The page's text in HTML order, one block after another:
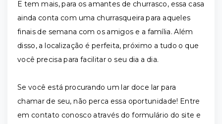
E tem mais, para os amantes de churrasco, essa casa
ainda conta com uma churrasqueira para aqueles
finais de semana com os amigos e a família. Além
disso, a localização é perfeita, próximo a tudo o que
você precisa para facilitar o seu dia a dia.
Se você está procurando um lar doce lar para
chamar de seu, não perca essa oportunidade! Entre
em contato conosco através do formulário do site e